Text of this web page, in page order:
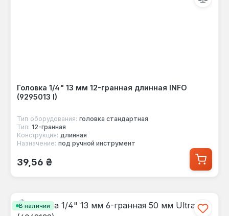
Головка 1/4" 13 мм 12-гранная длинная INFO
(9295013 I)
Тип оборудования: головка стандартная
Тип: 12-гранная
Конструкция: длинная
Назначение: под ручной инструмент
Обычная цена:
39,56 ₴
В наличии